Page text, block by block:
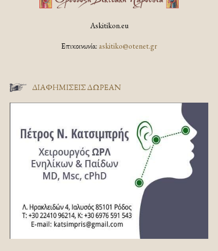
Askitikon.eu
Επικοινωνία:askitiko@otenet.gr
ΔΙΑΦΗΜΊΣΕΙΣ ΔΩΡΕΆΝ